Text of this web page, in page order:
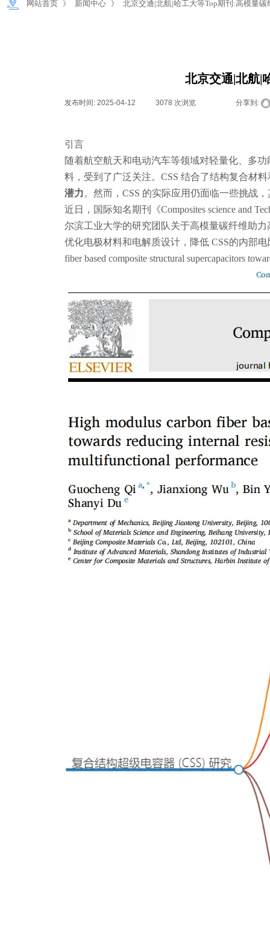
网站首页 》 新闻中心 》 北京交通|北航|哈工大等Top期刊:高模量
北京交通|北航|
发布时间: 2025-04-12 3078 次浏览 分享到:
引言
随着航空航天和电动汽车等领域对轻量化、多功
料，受到了广泛关注。CSS 结合了结构复合材
潜力。然而，CSS 的实际应用仍面临一些挑战，
近日，国际知名期刊《Composites science and
尔滨工业大学的研究团队关于高模量碳纤维助
优化电极材料和电解质设计，降低 CSS的内部
fiber based composite structural supercapacitors